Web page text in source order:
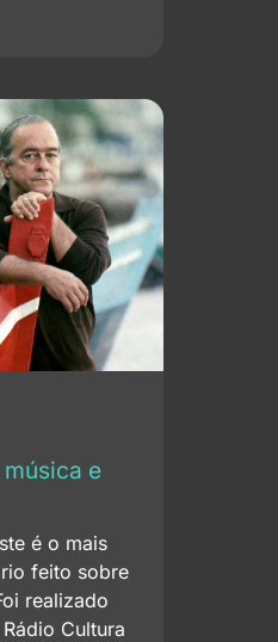
e
é o mais
feito sobre
realizado
Cultura